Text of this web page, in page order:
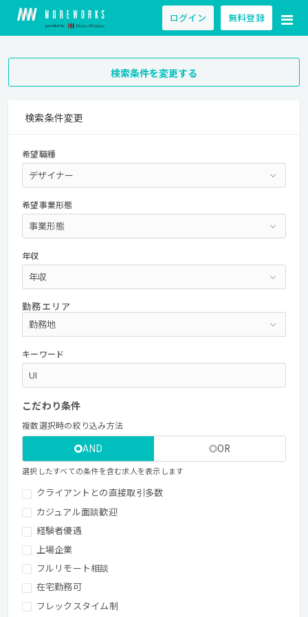
ログイン 無料登録
検索条件を変更する
検索条件変更
希望職種
希望事業形態
年収
勤務エリア
キーワード
こだわり条件
複数選択時の絞り込み方法
AND OR
選択したすべての条件を含む求人を表示します
クライアントとの直接取引多数
カジュアル面談歓迎
経験者優遇
上場企業
フルリモート相談
在宅勤務可
フレックスタイム制